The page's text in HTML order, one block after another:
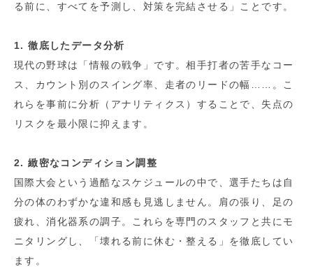
る前に、すべてを予測し、対策を完結させる」ことです。
1. 徹底したデータ分析
現代の野球は「情報の戦争」です。相手打者の苦手なコー
ス、カウント別のスイング率、走者のリードの幅……。こ
れらを事前に分析（アナリティクス）することで、失点の
リスクを最小限に抑えます。
2. 緻密なコンディション調整
国際大会という過酷なスケジュールの中で、選手たちは自
分の体のわずかな違和感も見逃しません。肩の張り、足の
疲れ、消化器系の調子。これらを専門のスタッフと共にモ
ニタリングし、「壊れる前に休む・整える」を徹底してい
ます。